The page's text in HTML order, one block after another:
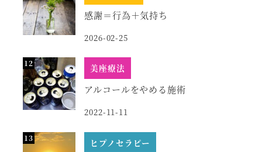
感謝＝行為＋気持ち
2026-02-25
美座療法
アルコールをやめる施術
2022-11-11
ヒプノセラピー